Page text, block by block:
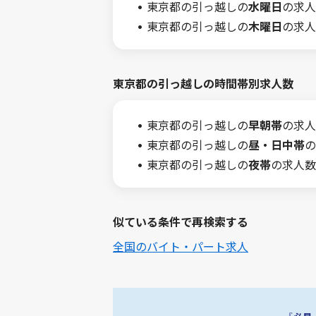
東京都の引っ越しの水曜日の求
東京都の引っ越しの木曜日の求
東京都の引っ越しの時間帯別求人数
東京都の引っ越しの早朝帯の求
東京都の引っ越しの昼・日中帯
東京都の引っ越しの夜帯の求人数
似ている条件で再検索する
全国のバイト・パート求人